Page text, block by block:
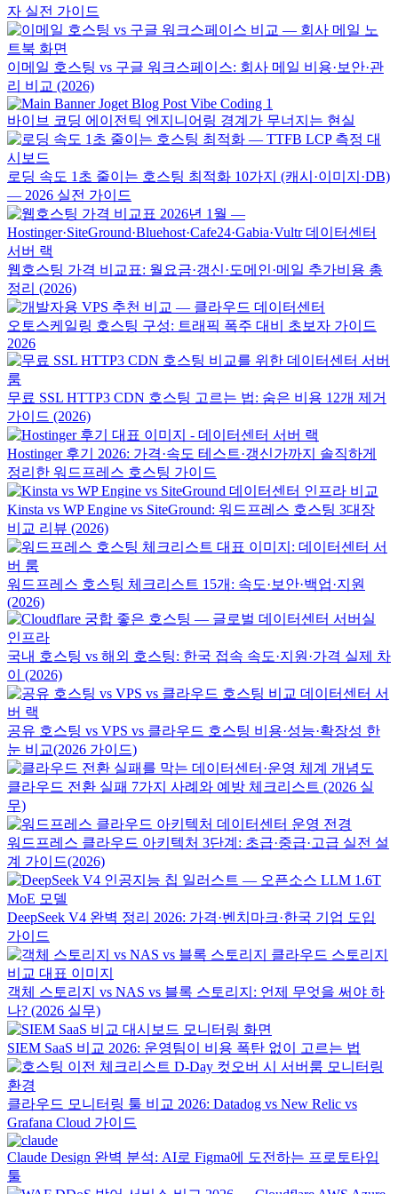
자 실전 가이드
이메일 호스팅 vs 구글 워크스페이스: 회사 메일 비용·보안·관
리 비교 (2026)
바이브 코딩 에이전틱 엔지니어링 경계가 무너지는 현실
로딩 속도 1초 줄이는 호스팅 최적화 10가지 (캐시·이미지·DB)
— 2026 실전 가이드
웹호스팅 가격 비교표: 월요금·갱신·도메인·메일 추가비용 총
정리 (2026)
오토스케일링 호스팅 구성: 트래픽 폭주 대비 초보자 가이드
2026
무료 SSL HTTP3 CDN 호스팅 고르는 법: 숨은 비용 12개 제거
가이드 (2026)
Hostinger 후기 2026: 가격·속도 테스트·갱신가까지 솔직하게
정리한 워드프레스 호스팅 가이드
Kinsta vs WP Engine vs SiteGround: 워드프레스 호스팅 3대장
비교 리뷰 (2026)
워드프레스 호스팅 체크리스트 15개: 속도·보안·백업·지원
(2026)
국내 호스팅 vs 해외 호스팅: 한국 접속 속도·지원·가격 실제 차
이 (2026)
공유 호스팅 vs VPS vs 클라우드 호스팅 비용·성능·확장성 한
눈 비교(2026 가이드)
클라우드 전환 실패 7가지 사례와 예방 체크리스트 (2026 실
무)
워드프레스 클라우드 아키텍처 3단계: 초급·중급·고급 실전 설
계 가이드(2026)
DeepSeek V4 완벽 정리 2026: 가격·벤치마크·한국 기업 도입
가이드
객체 스토리지 vs NAS vs 블록 스토리지: 언제 무엇을 써야 하
나? (2026 실무)
SIEM SaaS 비교 2026: 운영팀이 비용 폭탄 없이 고르는 법
클라우드 모니터링 툴 비교 2026: Datadog vs New Relic vs
Grafana Cloud 가이드
Claude Design 완벽 분석: AI로 Figma에 도전하는 프로토타입
툴